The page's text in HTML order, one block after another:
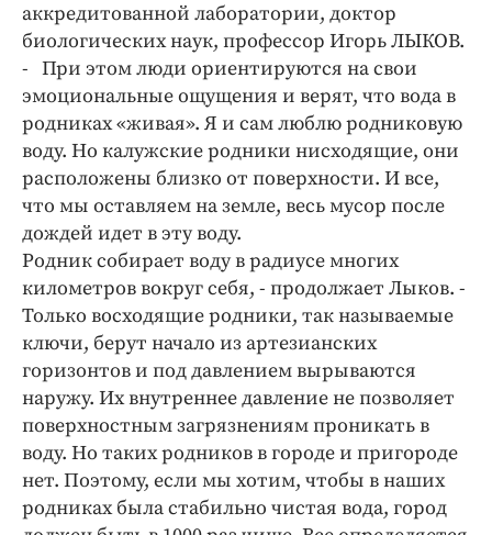
Издания
Медиаперсона
Интересное чтиво
Клиника года
Бренд года
Работодатель года
аккредитованной лаборатории, доктор
биологических наук, профессор Игорь ЛЫКОВ.
- При этом люди ориентируются на свои
эмоциональные ощущения и верят, что вода в
родниках «живая». Я и сам люблю родниковую
воду. Но калужские родники нисходящие, они
расположены близко от поверхности. И все,
что мы оставляем на земле, весь мусор после
дождей идет в эту воду.
Родник собирает воду в радиусе многих
километров вокруг себя, - продолжает Лыков. -
Только восходящие родники, так называемые
ключи, берут начало из артезианских
горизонтов и под давлением вырываются
наружу. Их внутреннее давление не позволяет
поверхностным загрязнениям проникать в
воду. Но таких родников в городе и пригороде
нет. Поэтому, если мы хотим, чтобы в наших
родниках была стабильно чистая вода, город